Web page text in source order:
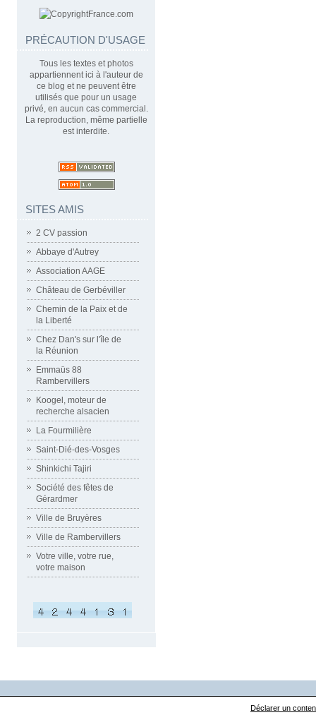
PRÉCAUTION D'USAGE
Tous les textes et photos
appartiennent ici à l'auteur de
ce blog et ne peuvent être
utilisés que pour un usage
privé, en aucun cas commercial.
La reproduction, même partielle
est interdite.
SITES AMIS
2 CV passion
Abbaye d'Autrey
Association AAGE
Château de Gerbéviller
Chemin de la Paix et de
la Liberté
Chez Dan's sur l'île de
la Réunion
Emmaüs 88
Rambervillers
Koogel, moteur de
recherche alsacien
La Fourmilière
Saint-Dié-des-Vosges
Shinkichi Tajiri
Société des fêtes de
Gérardmer
Ville de Bruyères
Ville de Rambervillers
Votre ville, votre rue,
votre maison
Déclarer un